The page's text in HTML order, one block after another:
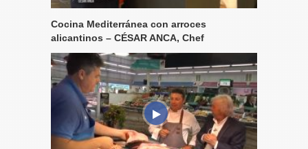
Cocina Mediterránea con arroces
alicantinos – CÉSAR ANCA, Chef